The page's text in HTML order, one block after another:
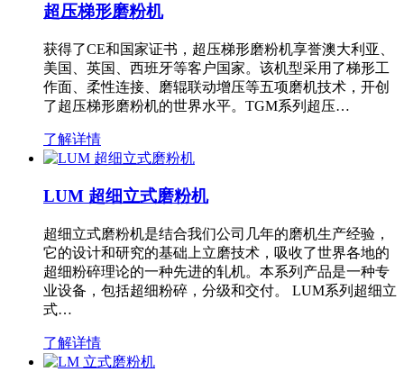
超压梯形磨粉机
获得了CE和国家证书，超压梯形磨粉机享誉澳大利亚、
美国、英国、西班牙等客户国家。该机型采用了梯形工
作面、柔性连接、磨辊联动增压等五项磨机技术，开创
了超压梯形磨粉机的世界水平。TGM系列超压…
了解详情
LUM 超细立式磨粉机
超细立式磨粉机是结合我们公司几年的磨机生产经验，
它的设计和研究的基础上立磨技术，吸收了世界各地的
超细粉碎理论的一种先进的轧机。本系列产品是一种专
业设备，包括超细粉碎，分级和交付。 LUM系列超细立
式…
了解详情